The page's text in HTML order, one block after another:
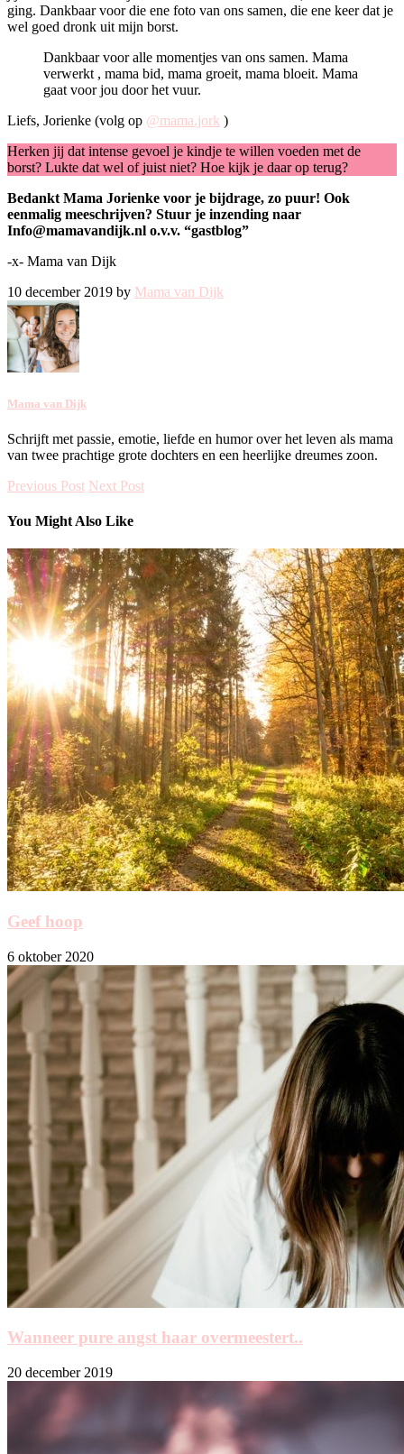
ging. Dankbaar voor die ene foto van ons samen, die ene keer dat je
wel goed dronk uit mijn borst.
Dankbaar voor alle momentjes van ons samen. Mama
verwerkt , mama bid, mama groeit, mama bloeit. Mama
gaat voor jou door het vuur.
Liefs, Jorienke (volg op @mama.jork )
Herken jij dat intense gevoel je kindje te willen voeden met de
borst? Lukte dat wel of juist niet? Hoe kijk je daar op terug?
Bedankt Mama Jorienke voor je bijdrage, zo puur! Ook
eenmalig meeschrijven? Stuur je inzending naar
Info@mamavandijk.nl o.v.v. “gastblog”
-x- Mama van Dijk
10 december 2019 by Mama van Dijk
Mama van Dijk
Schrijft met passie, emotie, liefde en humor over het leven als mama
van twee prachtige grote dochters en een heerlijke dreumes zoon.
Previous Post Next Post
You Might Also Like
Geef hoop
6 oktober 2020
Wanneer pure angst haar overmeestert..
20 december 2019